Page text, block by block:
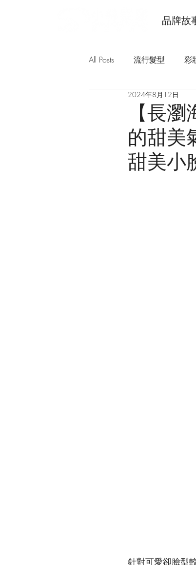
品牌故
All Posts 流行髮型 彩
【長
的甜美
甜美小
2024年8月12日
針對可愛卻臉型